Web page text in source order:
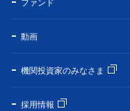
動画
機関投資家のみなさま
採用情報